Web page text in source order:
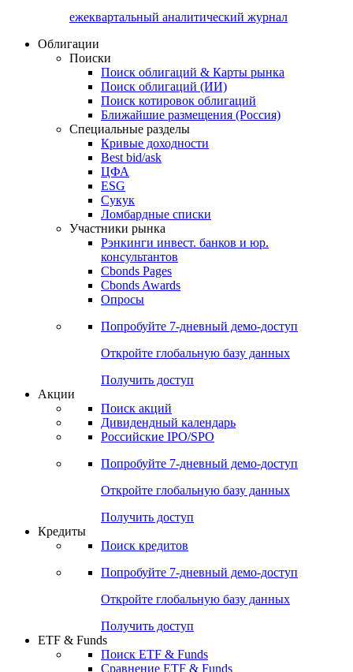
Cbonds Review
ежеквартальный аналитический журнал
Облигации
Поиски
Поиск облигаций & Карты рынка
Поиск облигаций (ИИ)
Поиск котировок облигаций
Ближайшие размещения (Россия)
Специальные разделы
Кривые доходности
Best bid/ask
ЦФА
ESG
Сукук
Ломбардные списки
Участники рынка
Рэнкинги инвест. банков и юр.
Cbonds Pages
Опросы
Попробуйте7-дневный
Откройте глобальную базу данных
Получить доступ
Поиск акций
Российские IPO/SPO
Попробуйте7-дневный
Откройте глобальную базу данных
Получить доступ
Поиск кредитов
Попробуйте7-дневный
Откройте глобальную базу данных